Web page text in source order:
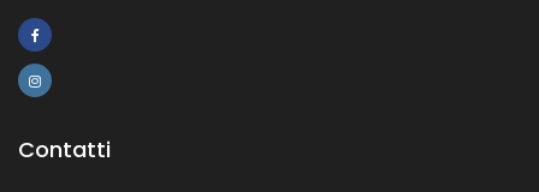
Contatti